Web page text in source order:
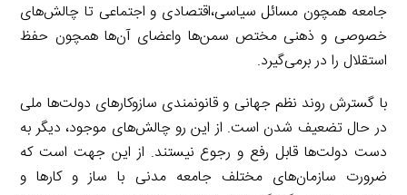
جامعه همچون مسائل سیاسی،‌اقتصادی و اجتماعی تا چالش‌های
خصوصی و ذهنی مختص سمن‌ها واعضای آن‌ها همچون حفظ
استقلال را در برمی‌گیرد.
با گسترش روند نظم جهانی و قانونمندی سازوکارهای دولت‌ها ملی
در حال تضعیف شدن است. از این رو چالش‌های موجود، دیگر به
دست دولت‌ها قابل رفع و رجوع نیستند. از این جهت است که
ضرورت سازمان‌های مختلف جامعه مدنی با ساز و کار‌ها و